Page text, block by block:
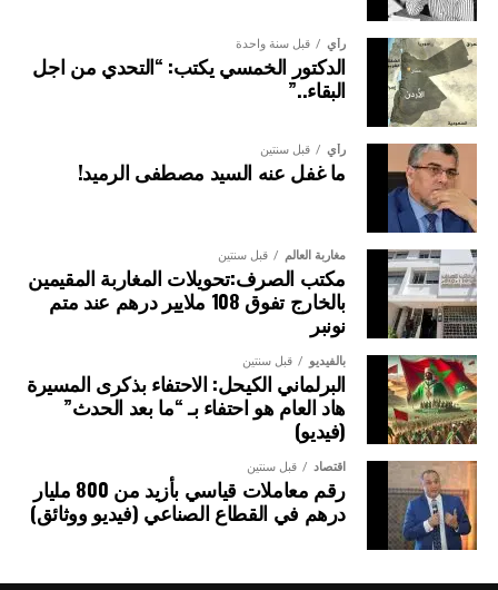
رأي قبل سنة واحدة
الدكتور الخمسي يكتب: “التحدي من اجل
البقاء..”
رأي قبل سنتين
ما غفل عنه السيد مصطفى الرميد!
مغاربة العالم قبل سنتين
مكتب الصرف:تحويلات المغاربة المقيمين
بالخارج تفوق 108 ملايير درهم عند متم
نونبر
بالفيديو قبل سنتين
البرلماني الكيحل: الاحتفاء بذكرى المسيرة
هاد العام هو احتفاء بـ “ما بعد الحدث”
(فيديو)
اقتصاد قبل سنتين
رقم معاملات قياسي بأزيد من 800 مليار
درهم في القطاع الصناعي (فيديو ووثائق)